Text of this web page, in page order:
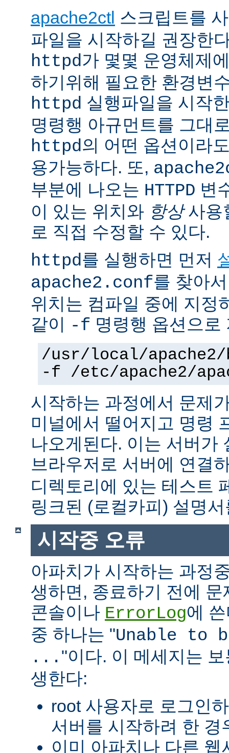
apache2ctl 스크립트를
파일을 시작하길 권장한
httpd가 몇몇 운영체제
하기위해 필요한 환경변
httpd 실행파일을 시작
명령행 아규먼트를 그대
httpd의 어떤 옵션이라
용가능하다. 또,
부분에 나오는 HTTPD 변
이 있는 위치와 항상사용
로 직접 수정할 수 있다.
httpd를 실행하면 먼저
apache2.conf를 찾아
위치는 컴파일 중에 지정
같이 -f 명령행 옵션으로
/usr/local/
-f /etc/apache2/
시작하는 과정에서 문제
미널에서 떨어지고 명령
나오게된다. 이는 서버가
브라우저로 서버에 연결
디렉토리에 있는 테스트
링크된 (로컬카피) 설명
시작중 오류
아파치가 시작하는 과정
생하면, 종료하기 전에
콘솔이나 ErrorLog에
중 하나는 "Unable to
... "이다. 이 메세지는
생한다:
root 사용자로 로그인
서버를 시작하려 한 경
이미 아파치나 다른